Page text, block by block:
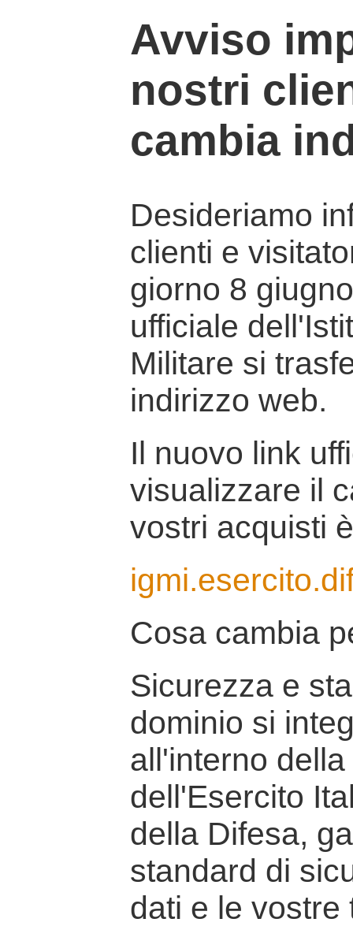
Avviso
nostri
cambia
Desideriamo
clienti e
giorno 8
ufficiale
Militare si
indirizzo web.
Il nuovo link
visualizzare il
vostri acquisti
Cosa cambia
Sicurezza e
dominio si
all'interno
dell'Esercito
della Difesa,
standard di
dati e le vostre